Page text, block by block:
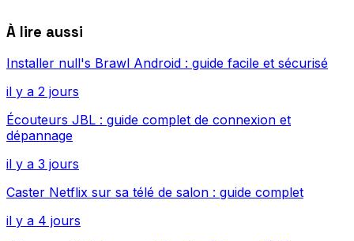
À lire aussi
Installer null's Brawl Android : guide facile et sécurisé
il y a 2 jours
Écouteurs JBL : guide complet de connexion et
dépannage
il y a 3 jours
Caster Netflix sur sa télé de salon : guide complet
il y a 4 jours